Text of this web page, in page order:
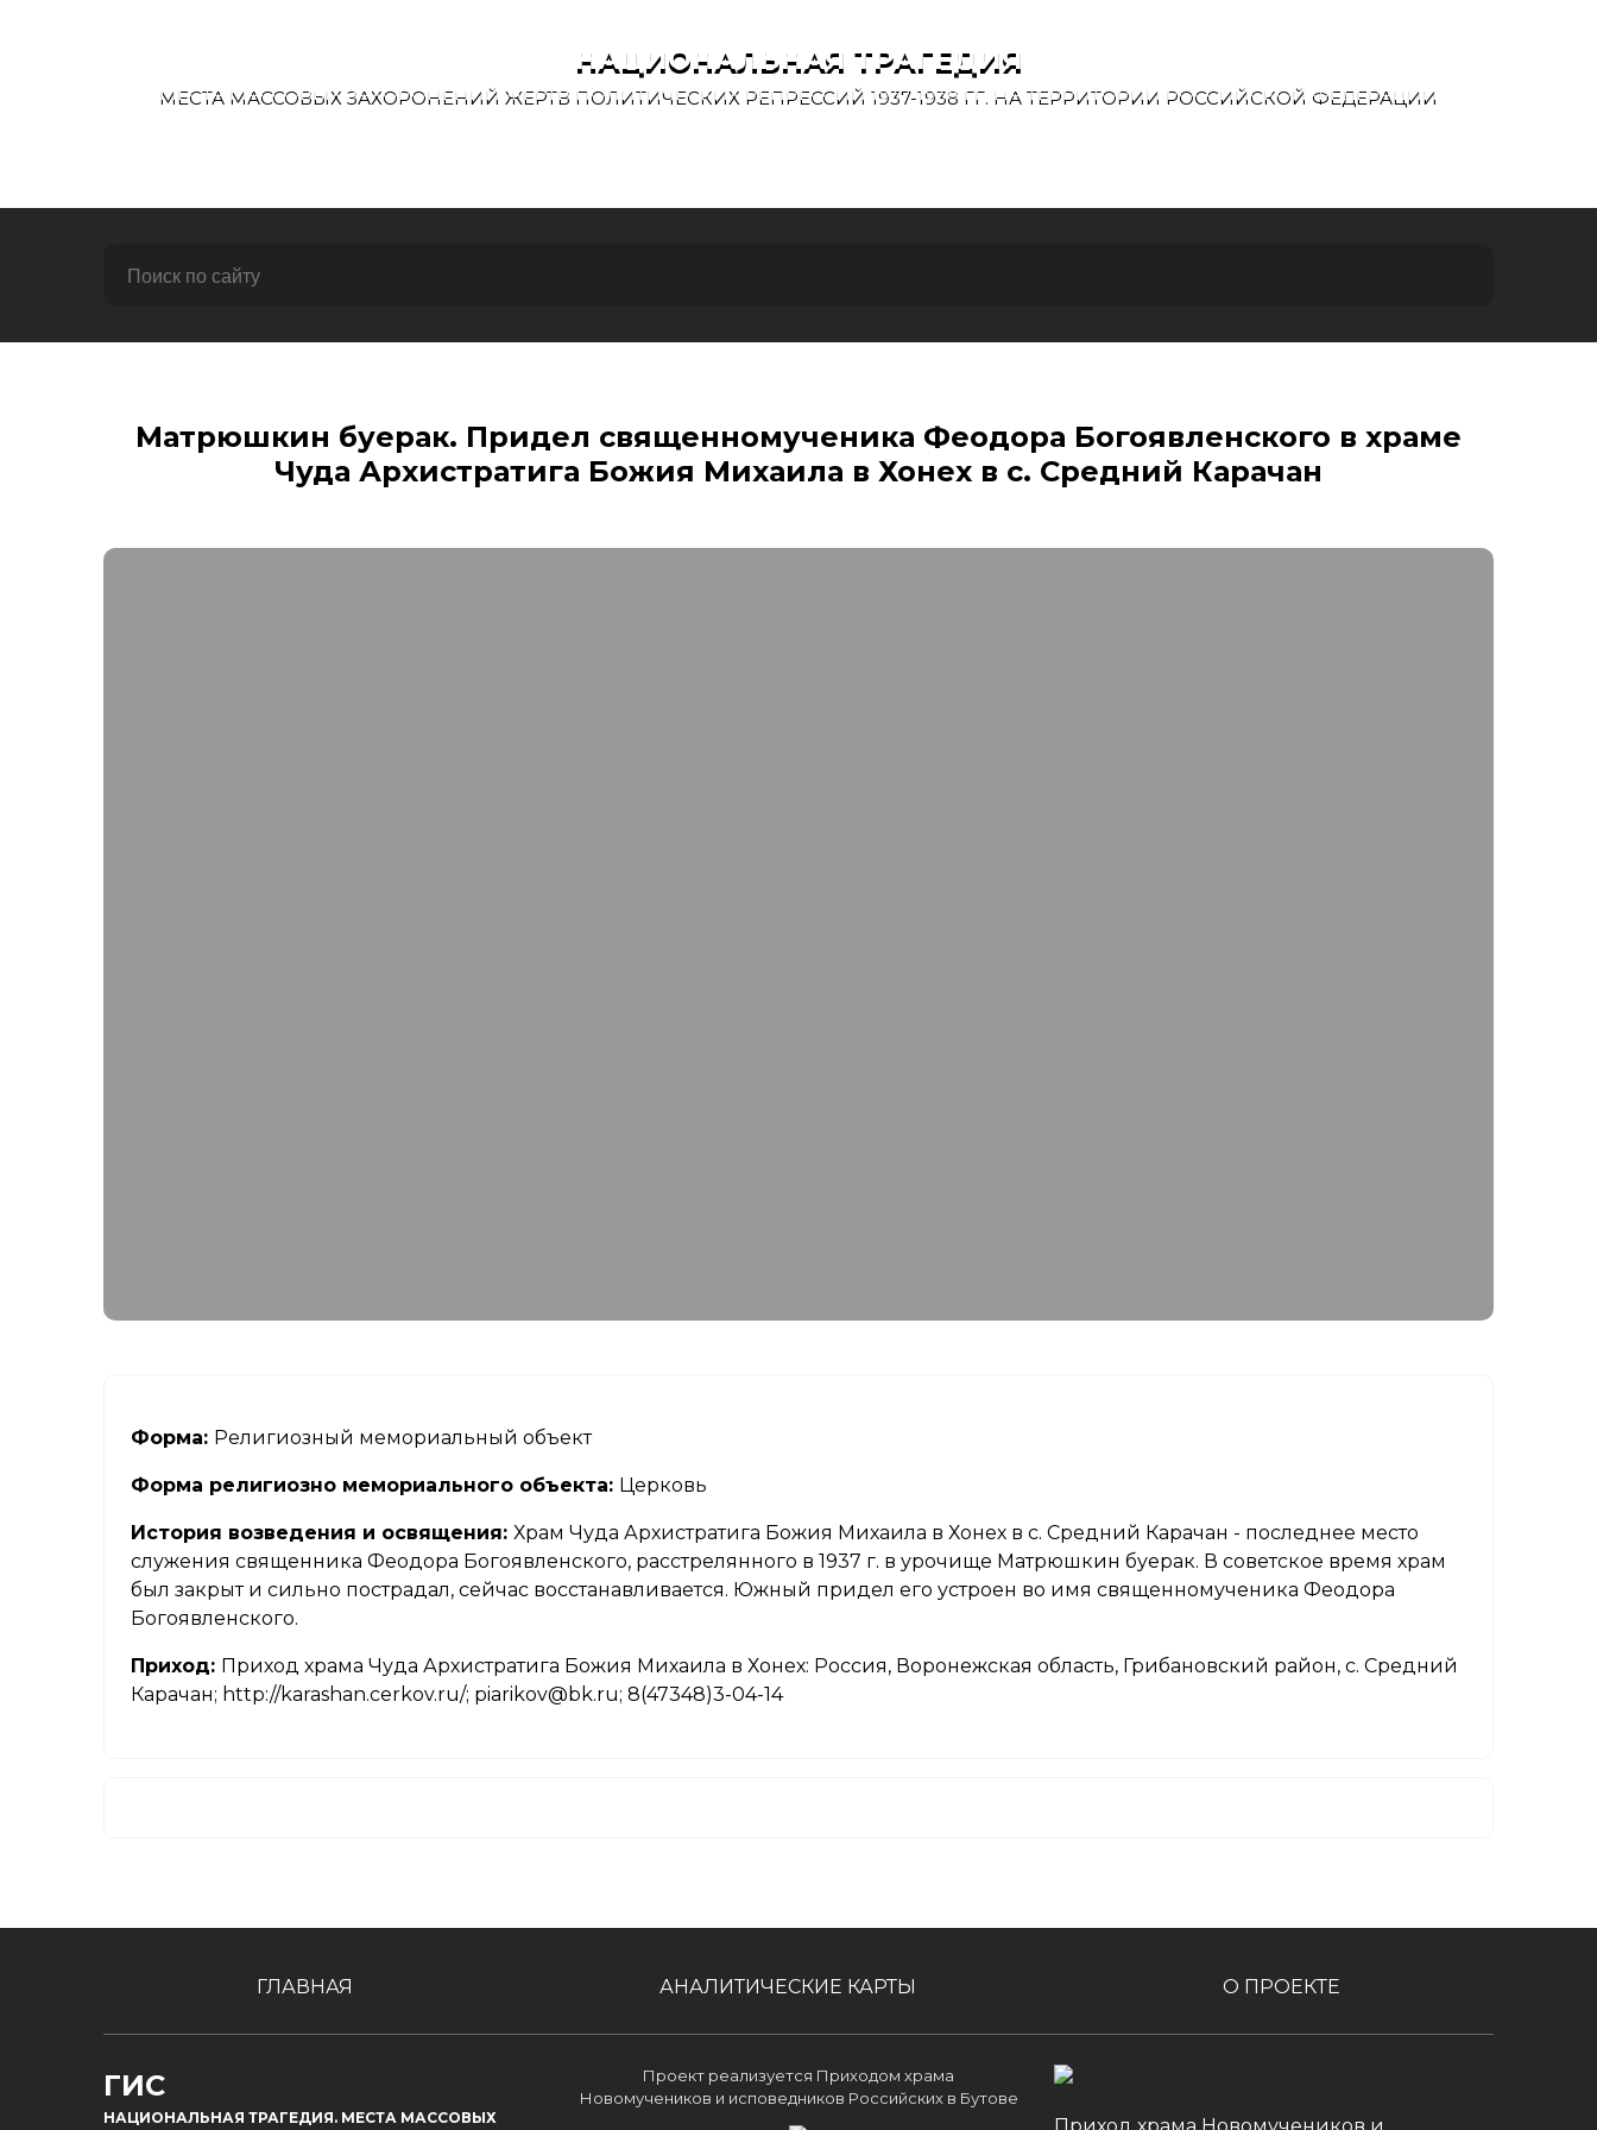
НАЦИОНАЛЬНАЯ ТРАГЕДИЯ
МЕСТА МАССОВЫХ ЗАХОРОНЕНИЙ ЖЕРТВ ПОЛИТИЧЕСКИХ РЕПРЕССИЙ 1937-1938 ГГ. НА ТЕРРИТОРИИ РОССИЙСКОЙ ФЕДЕРАЦИИ
Матрюшкин буерак. Придел священномученика Феодора Богоявленского в храме
Чуда Архистратига Божия Михаила в Хонех в с. Средний Карачан
Форма: Религиозный мемориальный объект
Форма религиозно мемориального объекта: Церковь
История возведения и освящения: Храм Чуда Архистратига Божия Михаила в Хонех в с. Средний Карачан - последнее место
служения священника Феодора Богоявленского, расстрелянного в 1937 г. в урочище Матрюшкин буерак. В советское время храм
был закрыт и сильно пострадал, сейчас восстанавливается. Южный придел его устроен во имя священномученика Феодора
Богоявленского.
Приход: Приход храма Чуда Архистратига Божия Михаила в Хонех: Россия, Воронежская область, Грибановский район, с. Средний
Карачан; http://karashan.cerkov.ru/; piarikov@bk.ru; 8(47348)3-04-14
ГЛАВНАЯ АНАЛИТИЧЕСКИЕ КАРТЫ О ПРОЕКТЕ
ГИС
НАЦИОНАЛЬНАЯ ТРАГЕДИЯ. МЕСТА МАССОВЫХ
Проект реализуется Приходом храма
Новомучеников и исповедников Российских в Бутове